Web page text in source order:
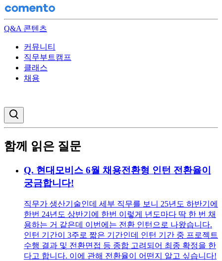
Q&A 콘텐츠
커뮤니티
직무부트캠프
클래스
채용
함께 읽은 질문
Q. 현대모비스 6월 채용전환형 인턴 전환율이
궁금합니다!
직무가 생산기술인데 세부 직무를 보니 25년도 하반기에
한번 24년도 상반기에 한번 이렇게 년도마다 딱 한 번 채
용하는 거 같은데 이번에는 전환 인턴으로 나왔습니다.
인턴 기간이 3주로 짧은 기간인데 인턴 기간 중 프로젝트
수행 결과 및 전환면접 등 종합 고려되어 최종 확정을 한
다고 합니다. 이에 관해 전환율이 어떤지 알고 싶습니다!